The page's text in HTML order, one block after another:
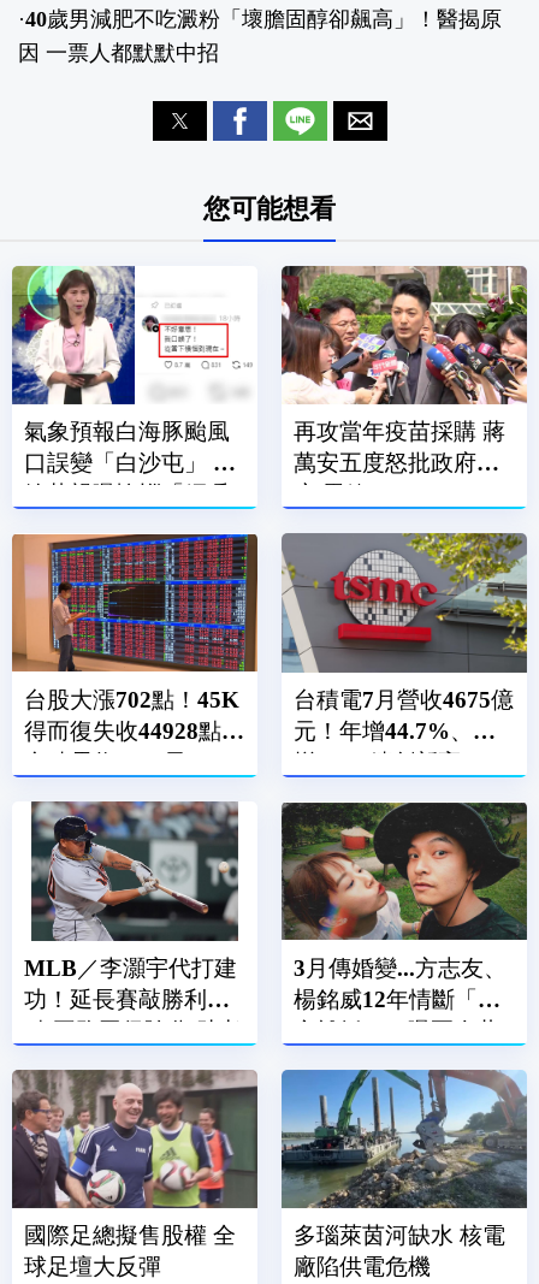
·40歲男減肥不吃澱粉「壞膽固醇卻飆高」！醫揭原
因 一票人都默默中招
您可能想看
氣象預報白海豚颱風
口誤變「白沙屯」 伍
婉華親曝懊惱「網暖
再攻當年疫苗採購 蔣
萬安五度怒批政府包
庇.黑箱
台股大漲702點！45K
得而復失收44928點
台積電收2380元
台積電7月營收4675億
元！年增44.7%、月
增5.6%續創新高
MLB／李灝宇代打建
功！延長賽敲勝利打
點.再跑回保險分 助老
3月傳婚變...方志友、
楊銘威12年情斷「證
實離婚」！曝兩人共
國際足總擬售股權 全
球足壇大反彈
多瑙萊茵河缺水 核電
廠陷供電危機